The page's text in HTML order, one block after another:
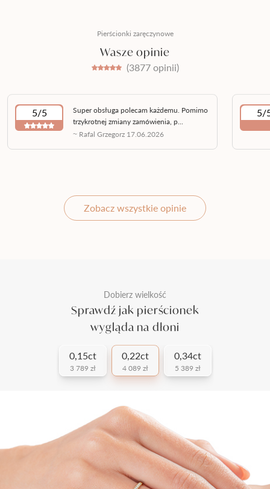
Pierścionki zaręczynowe
Wasze opinie
(3877 opinii)
5/5
Super obsługa polecam każdemu. Pomimo
trzykrotnej zmiany zamówienia, p...
~ Rafal Grzegorz 17.06.2026
5/
Zobacz wszystkie opinie
Dobierz wielkość
Sprawdź jak pierścionek
wygląda na dłoni
0,15ct
3 789 zł
0,22ct
4 089 zł
0,34ct
5 389 zł